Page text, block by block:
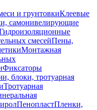
и грунтовкиКлеевые
самонивелирующие
смесейПены,
Монтажная
Фиксаторы
блоки, тротуарная
Тротуарная
ПенопластПленки,